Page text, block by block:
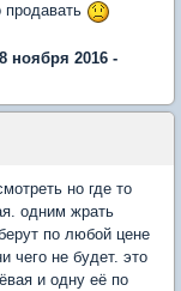
продавать
ноября 2016 -
но где то
одним жрать
по любой цене
чего не будет. это
и одну её по